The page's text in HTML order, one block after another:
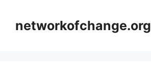
contentnetworkofchange.org